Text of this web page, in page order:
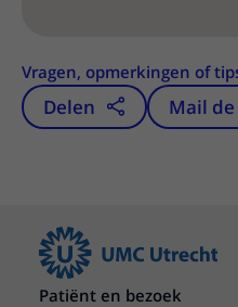
Vragen, opmerkingen of
Delen Mail
Patiënt en bezoek